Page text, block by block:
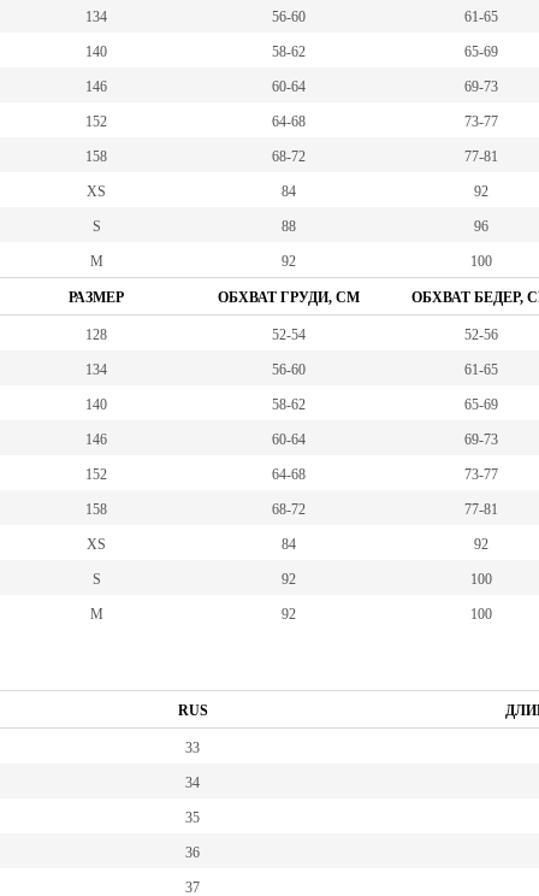
134 56-60 61-65
140 58-62 65-69
146 60-64 69-73
152 64-68 73-77
158 68-72 77-81
XS 84 92
S 88 96
M 92 100
РАЗМЕР ОБХВАТ ГРУДИ, СМ ОБХВАТ БЕДЕР,
128 52-54 52-56
134 56-60 61-65
140 58-62 65-69
146 60-64 69-73
152 64-68 73-77
158 68-72 77-81
XS 84 92
S 92 100
M 92 100
RUS
33
34
35
36
37